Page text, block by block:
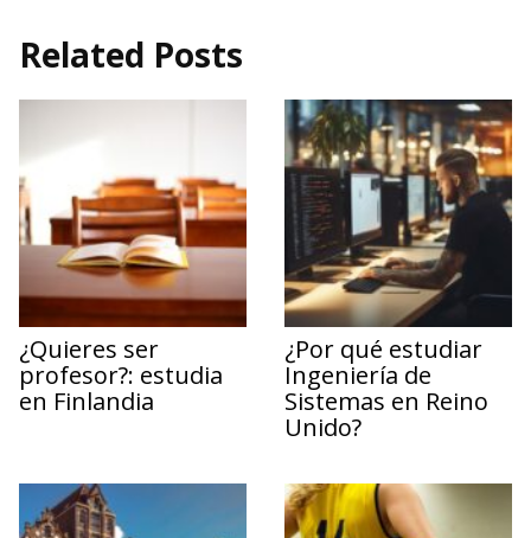
Related Posts
¿Quieres ser
profesor?: estudia
en Finlandia
¿Por qué estudiar
Ingeniería de
Sistemas en Reino
Unido?